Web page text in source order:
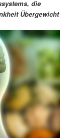
die
Übergewicht